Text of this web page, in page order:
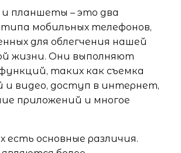
планшеты – это два
мобильных телефонов,
для облегчения нашей
жизни. Они выполняют
таких как съемка
и видео, доступ в интернет,
приложений и многое
есть основные различия.